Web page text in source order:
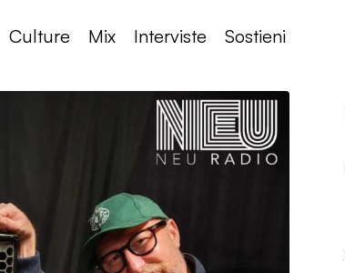
Culture Mix Interviste Sostieni